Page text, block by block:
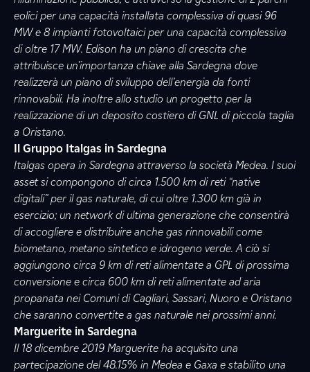
eolici per una capacità installata complessiva di quasi 96
MW e 8 impianti fotovoltaici per una capacità complessiva
di oltre 17 MW. Edison ha un piano di crescita che
attribuisce un’importanza chiave alla Sardegna dove
realizzerà un piano di sviluppo dell’energia da fonti
rinnovabili. Ha inoltre allo studio un progetto per la
realizzazione di un deposito costiero di GNL di piccola taglia
a Oristano.
Il Gruppo Italgas in Sardegna
Italgas opera in Sardegna attraverso la società Medea. I suoi
asset si compongono di circa 1.500 km di reti “native
digitali” per il gas naturale, di cui oltre 1.300 km già in
esercizio; un network di ultima generazione che consentirà
di accogliere e distribuire anche gas rinnovabili come
biometano, metano sintetico e idrogeno verde. A ciò si
aggiungono circa 9 km di reti alimentate a GPL di prossima
conversione e circa 600 km di reti alimentate ad aria
propanata nei Comuni di Cagliari, Sassari, Nuoro e Oristano
che saranno convertite a gas naturale nei prossimi anni.
Marguerite in Sardegna
Il 18 dicembre 2019 Marguerite ha acquisito una
partecipazione del 48.15% in Medea e Gaxa e stabilito una